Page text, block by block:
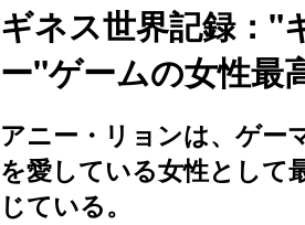
ギネス世界記録："
ー"ゲームの女性最
アニー・リョンは、ゲー
を愛している女性として
じている。